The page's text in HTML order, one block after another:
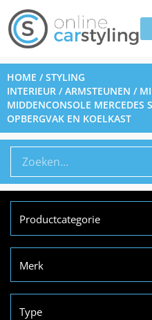
HOME /STYLING
INTERIEUR /ARMSTEUNEN /
MIDDENCONSOLE MERCEDES
OPBERGVAK EN KOELKAST
Productcategorie
Merk
Type